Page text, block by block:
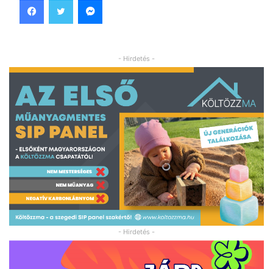
- Hirdetés -
- Hirdetés -